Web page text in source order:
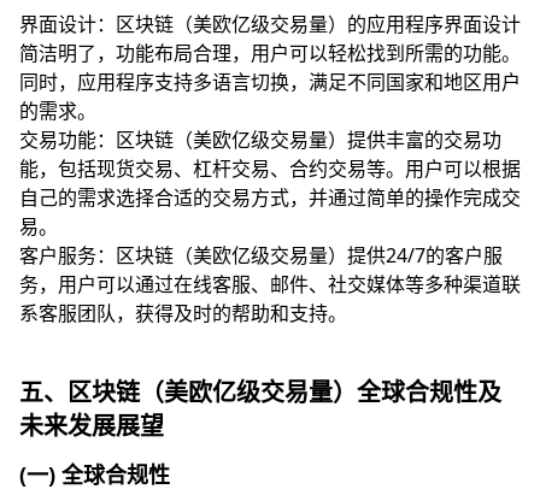
界面设计：区块链（美欧亿级交易量）的应用程序界面设计
简洁明了，功能布局合理，用户可以轻松找到所需的功能。
同时，应用程序支持多语言切换，满足不同国家和地区用户
的需求。
交易功能：区块链（美欧亿级交易量）提供丰富的交易功
能，包括现货交易、杠杆交易、合约交易等。用户可以根据
自己的需求选择合适的交易方式，并通过简单的操作完成交
易。
客户服务：区块链（美欧亿级交易量）提供24/7的客户服
务，用户可以通过在线客服、邮件、社交媒体等多种渠道联
系客服团队，获得及时的帮助和支持。
五、区块链（美欧亿级交易量）全球合规性及
未来发展展望
(一) 全球合规性